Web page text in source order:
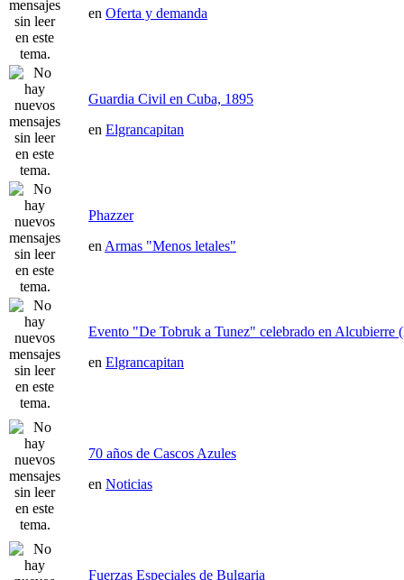
en Oferta y demanda
Guardia Civil en Cuba, 1895
en Elgrancapitan
Phazzer
en Armas "Menos letales"
Evento "De Tobruk a Tunez" celebrado en Alcubierre
en Elgrancapitan
70 años de Cascos Azules
en Noticias
Fuerzas Especiales de Bulgaria